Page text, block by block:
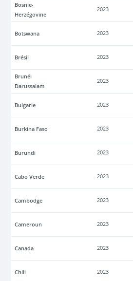
Bosnie-
Herzégovine
2023
Botswana 2023
Brésil 2023
Brunéi
Darussalam
2023
Bulgarie 2023
Burkina Faso 2023
Burundi 2023
Cabo Verde 2023
Cambodge 2023
Cameroun 2023
Canada 2023
Chili 2023